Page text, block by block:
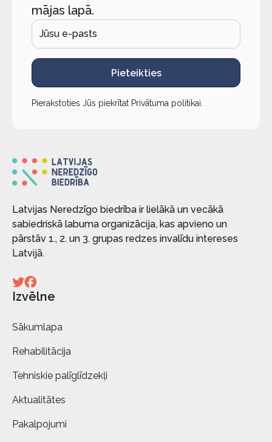
mājas lapā.
Pieteikties
Pierakstoties Jūs piekrītat Privātuma politikai
Latvijas Neredzīgo biedrība ir lielākā un vecākā
sabiedriskā labuma organizācija, kas apvieno un
pārstāv 1., 2. un 3. grupas redzes invalīdu intereses
Latvijā.
Izvēlne
Sākumlapa
Rehabilitācija
Tehniskie palīglīdzekļi
Aktualitātes
Pakalpojumi